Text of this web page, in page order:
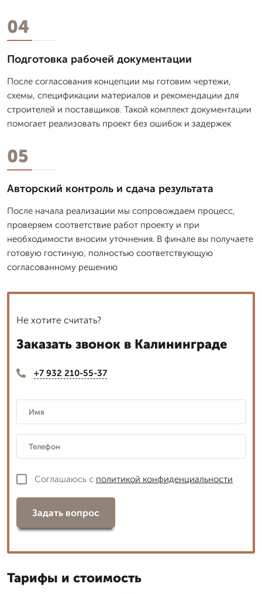
04
Подготовка рабочей документации
После согласования концепции мы готовим чертежи,
схемы, спецификации материалов и рекомендации для
строителей и поставщиков. Такой комплект документации
помогает реализовать проект без ошибок и задержек
05
Авторский контроль и сдача результата
После начала реализации мы сопровождаем процесс,
проверяем соответствие работ проекту и при
необходимости вносим уточнения. В финале вы получаете
готовую гостиную, полностью соответствующую
согласованному решению
Не хотите считать?
Заказать звонок в Калининграде
+7 932 210-55-37
Соглашаюсь с политикой конфиденциальности
Задать вопрос
Тарифы и стоимость